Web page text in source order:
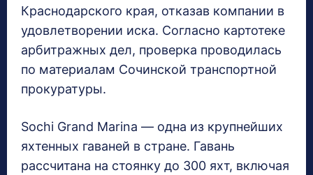
Краснодарского края, отказав компании в
удовлетворении иска. Согласно картотеке
арбитражных дел, проверка проводилась
по материалам Сочинской транспортной
прокуратуры.
Sochi Grand Marina — одна из крупнейших
яхтенных гаваней в стране. Гавань
рассчитана на стоянку до 300 яхт, включая